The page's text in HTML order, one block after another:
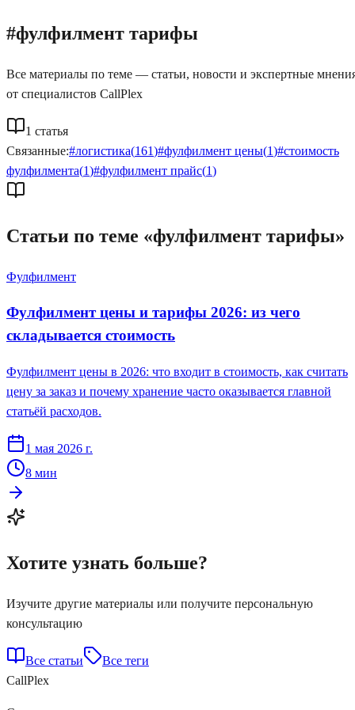
#фулфилмент тарифы
Все материалы по теме — статьи, новости и экспертные
от специалистов CallPlex
1 статья
Связанные:#логистика(161)#фулфилмент цены(1)#стоимость
фулфилмента(1)#фулфилмент прайс(1)
Статьи по теме «фулфилмент тарифы»
Фулфилмент
Фулфилмент цены и тарифы 2026: из чего
складывается стоимость
Фулфилмент цены в 2026: что входит в стоимость, как считать
цену за заказ и почему хранение часто оказывается главной
статьёй расходов.
1 мая 2026 г.
8 мин
Хотите узнать больше?
Изучите другие материалы или получите персональную
консультацию
Все статьи
Все теги
CallPlex